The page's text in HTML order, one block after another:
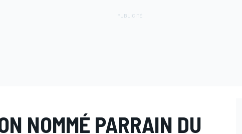
NOMMÉ PARRAIN DU